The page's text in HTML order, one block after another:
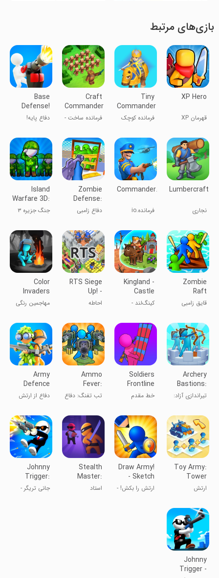
بازی‌های مرتبط
XP Hero
قهرمان XP
Tiny
Commander
فرمانده کوچک
Craft
Commander
– Mine &
Build
فرمانده ساخت -
ساخت
Base
Defense!
دفاع پایه!
Lumbercraft
نجاری
Commander.io
فرمانده.io
Zombie
Defense:
War Z
Survival
دفاع زامبی
Island
Warfare 3D:
Guns' Land
جنگ جزیره ۳
اسلحه‌ها
Zombie
Raft
قایق زامبی
Kingland -
Castle
Adventure
کینگ‌لند -
RTS Siege
Up! -
Medieval
احاطه
Color
Invaders
Idle
مهاجمین رنگی
Archery
Bastions:
Castle War
تیراندازی آزاد:
Soldiers
Frontline
خط مقدم
Ammo
Fever:
Tower Gun
تب تفنگ: دفاع
Army
Defence
دفاع از ارتش
Toy Army:
Tower
Merge
Defense
ارتش
دفاع ادغام برج
Draw Army!
- Sketch
Soldiers
ارتش را بکش! -
Stealth
Master:
Assassin
استاد
Johnny
Trigger:
Action
Shooter
جانی تریگر -
Johnny
Trigger -